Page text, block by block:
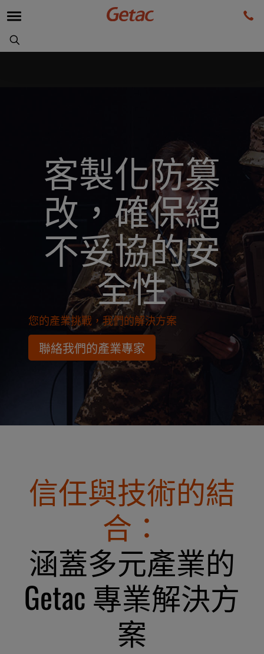
客製化防篡
改，確保絕
不妥協的安
全性
您的產業挑戰，我們的解決方案
聯絡我們的產業專家
信任與技術的結
合：
涵蓋多元產業的
Getac 專業解決方
案